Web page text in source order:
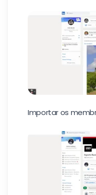
Importar os